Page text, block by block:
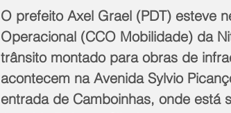
O prefeito Axel Grael (PDT) esteve
Operacional (CCO Mobilidade) da
trânsito montado para obras de
acontecem na Avenida Sylvio
entrada de Camboinhas, onde está